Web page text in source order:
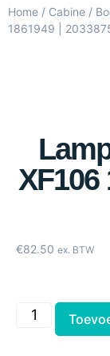
Home / Cabine /
1861949 |
XF106
€82.50 ex. BTW